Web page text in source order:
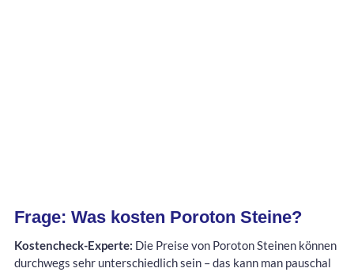
Frage: Was kosten Poroton Steine?
Kostencheck-Experte: Die Preise von Poroton Steinen können
durchwegs sehr unterschiedlich sein – das kann man pauschal